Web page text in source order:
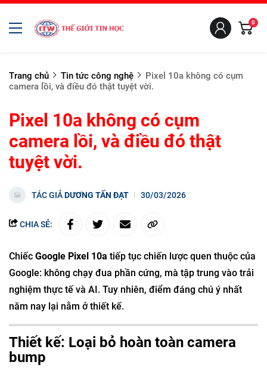
0
Trang chủ Tin tức công nghệ
Pixel 10a không có cụm
camera lồi, và điều đó thật tuyệt vời.
Pixel 10a không có cụm
camera lồi, và điều đó thật
tuyệt vời.
TÁC GIẢDƯƠNG TẤN ĐẠT 30/03/2026
CHIA SẺ:
Chiếc Google Pixel 10a tiếp tục chiến lược quen thuộc của
Google: không chạy đua phần cứng, mà tập trung vào trải
nghiệm thực tế và AI. Tuy nhiên, điểm đáng chú ý nhất
năm nay lại nằm ở thiết kế.
Thiết kế: Loại bỏ hoàn toàn camera
bump